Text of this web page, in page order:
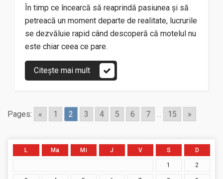
În timp ce încearcă să reaprindă pasiunea și să
petreacă un moment departe de realitate, lucrurile
se dezvăluie rapid când descoperă că motelul nu
este chiar ceea ce pare.
Citește mai mult
Pages: « 1 2 3 4 5 6 7 ... 15 »
L Ma Mi J V S D
1 2